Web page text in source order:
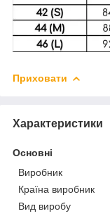
Приховати
Характеристики
Основні
Виробник
Країна виробник
Вид виробу